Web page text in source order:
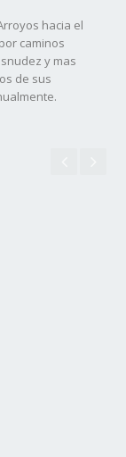
hacia el
caminos
y mas
de sus